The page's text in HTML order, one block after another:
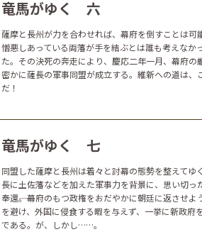
竜馬がゆく 六
薩摩と長州が力を合わせれば、幕府を倒すことは可
憎悪しあっている両藩が手を結ぶとは誰も考えなか
た。その決死の奔走により、慶応二年一月、幕府の
密かに薩長の軍事同盟が成立する。維新への道は、
だ！
竜馬がゆく 七
同盟した薩摩と長州は着々と討幕の態勢を整えてゆ
長に土佐藩などを加えた軍事力を背景に、思い切っ
奉還――。幕府のもつ政権をおだやかに朝廷に返させ
を避け、外国に侵食する暇を与えず、一挙に新政府
である。が、しかし……。